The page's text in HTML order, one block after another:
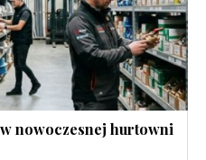
nowoczesnej hurtowni